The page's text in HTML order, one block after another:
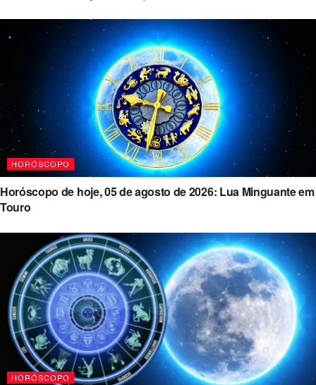
HORÓSCOPO
Horóscopo de hoje, 05 de agosto de 2026: Lua Minguante em
Touro
HORÓSCOPO